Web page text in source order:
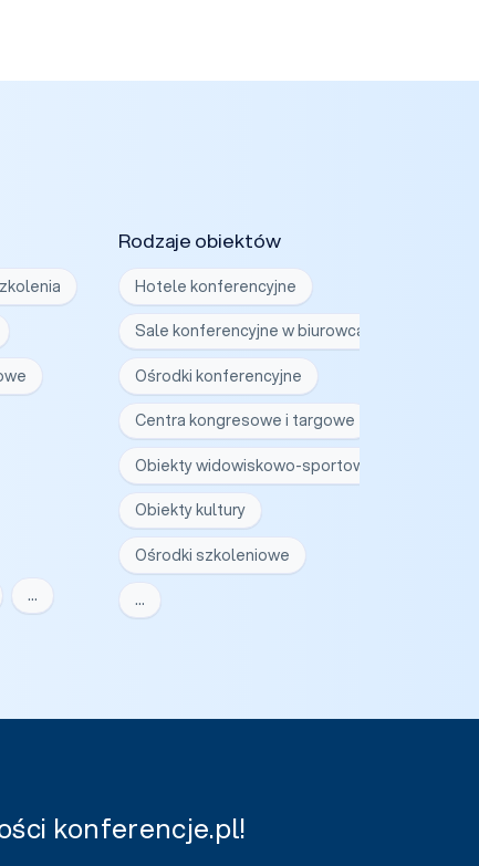
…
Rodzaje obiektów
Hotele konferencyjne
Sale konferencyjne w biurowcach
Ośrodki konferencyjne
Centra kongresowe i targowe
Obiekty widowiskowo-sportowe
Obiekty kultury
Ośrodki szkoleniowe
…
konferencje.pl!